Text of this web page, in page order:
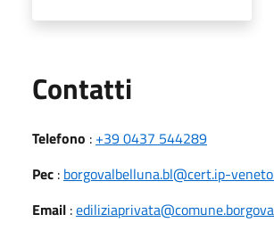
Contatti
Telefono : +39 0437 544289
Pec : borgovalbelluna.bl@cert.ip-
Email :